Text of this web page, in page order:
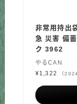
非常用持出
急 災害 備
ク 3962
やるCAN
¥1,322
（